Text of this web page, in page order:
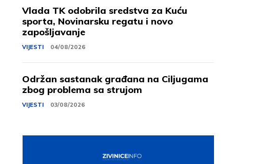
Vlada TK odobrila sredstva za Kuću
sporta, Novinarsku regatu i novo
zapošljavanje
VIJESTI 04/08/2026
Održan sastanak građana na Ciljugama
zbog problema sa strujom
VIJESTI 03/08/2026